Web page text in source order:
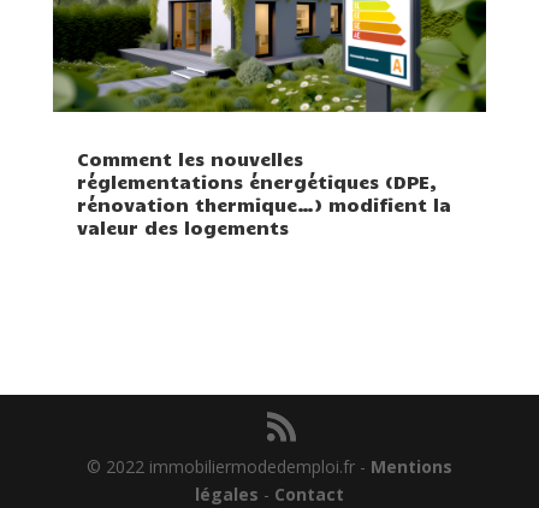
Comment les nouvelles
réglementations énergétiques (DPE,
rénovation thermique…) modifient la
valeur des logements
© 2022 immobiliermodedemploi.fr - Mentions
légales - Contact